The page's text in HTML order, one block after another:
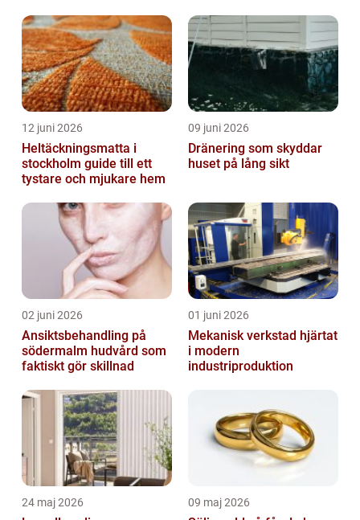
12 juni 2026
Heltäckningsmatta i
stockholm guide till ett
tystare och mjukare hem
09 juni 2026
Dränering som skyddar
huset på lång sikt
02 juni 2026
Ansiktsbehandling på
södermalm hudvård som
faktiskt gör skillnad
01 juni 2026
Mekanisk verkstad hjärtat
i modern
industriproduktion
24 maj 2026 09 maj 2026